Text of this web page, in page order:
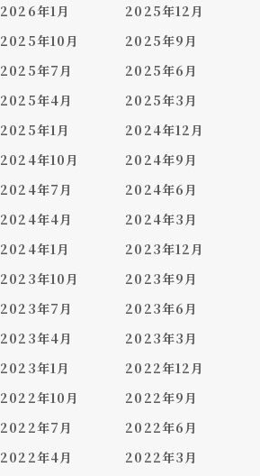
2026年1月
2025年12月
2025年10月
2025年9月
2025年7月
2025年6月
2025年4月
2025年3月
2025年1月
2024年12月
2024年10月
2024年9月
2024年7月
2024年6月
2024年4月
2024年3月
2024年1月
2023年12月
2023年10月
2023年9月
2023年7月
2023年6月
2023年4月
2023年3月
2023年1月
2022年12月
2022年10月
2022年9月
2022年7月
2022年6月
2022年4月
2022年3月